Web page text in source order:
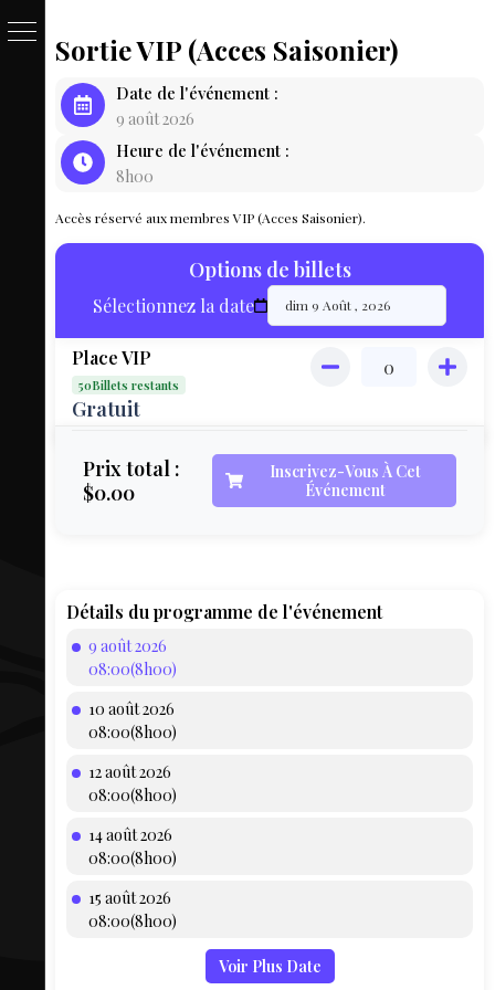
PASSE
BILLET
LIVE
MAP
MON
COMPTE
AEQ
Sortie VIP (Acces Saisonier)
Date de l'événement :
9 août 2026
Heure de l'événement :
8h00
Accès réservé aux membres VIP (Acces Saisonier).
Options de billets
Sélectionnez la date
Place VIP
50Billets restants
Gratuit
Prix total :
$0.00
Inscrivez-Vous À Cet
Événement
Détails du programme de l'événement
9 août 2026
08:00(8h00)
10 août 2026
08:00(8h00)
12 août 2026
08:00(8h00)
14 août 2026
08:00(8h00)
15 août 2026
08:00(8h00)
Voir Plus Date